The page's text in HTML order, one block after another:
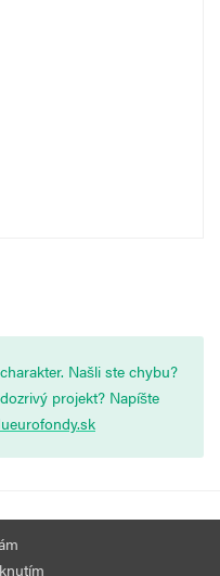
Našli ste chybu?
projekt? Napíšte